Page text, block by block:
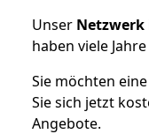
Unser Netzwerk
haben viele
Sie möchten eine
Sie sich jetzt
Angebote.